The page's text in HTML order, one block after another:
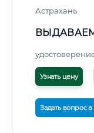
Астрахань
Узнать цену
Задать вопрос